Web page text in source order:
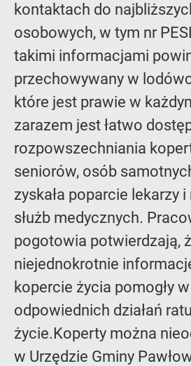
kontaktach do
osobowych, w tym nr
takimi informacjami
przechowywany w
które jest prawie w
zarazem jest łatwo
rozpowszechniania
seniorów, osób
zyskała poparcie lekarzy
służb medycznych.
pogotowia potwierdzają,
niejednokrotnie
kopercie życia pomogły
odpowiednich działań
życie.Koperty można
w Urzędzie Gminy